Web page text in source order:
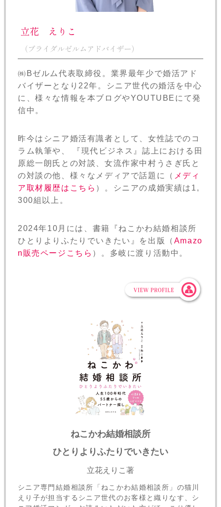
立花 えりこ
（ブライダルゼルムアドバイザー）
㈱Bゼルム代表取締役。業界最年少で婚活アド
バイザーとなり22年。シニア世代の婚活を中心
に、様々な情報を本ブログやYOUTUBEにて発
信中。
昨今はシニア婚活有識者として、女性誌でのコ
ラム執筆や、 『現代ビジネス』誌上における田
原総一朗氏との対談、女流作家中村うさぎ氏と
の対談の他、様々なメディアで話題に（ メディ
ア取材履歴はこちら ）。シニアの成婚実績は1,
300組以上。
2024年10月には、書籍『ねこかわ結婚相談所
ひとりよりふたりでいきたい』を出版（ Amazo
n販売ページこちら ）。多岐に渡り活動中。
ねこかわ結婚相談所
ひとりよりふたりでいきたい
立花えりこ著
シニア専門結婚相談所「ねこかわ結婚相談所」の猫川
えり子が担当するシニア世代のお客様と織りなす、シ